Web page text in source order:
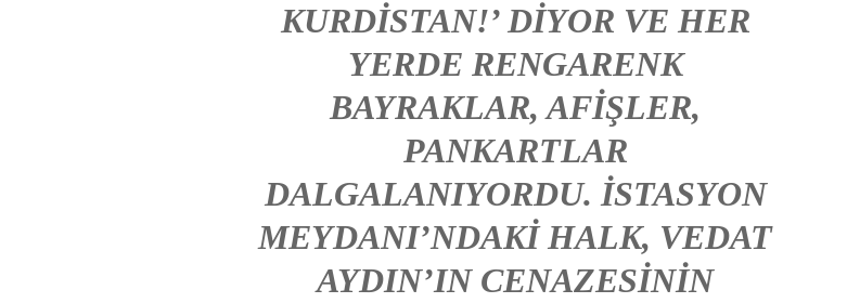
KURDISTAN!’ DIYOR VE HER
YERDE RENGARENK
BAYRAKLAR, AFIŞLER,
PANKARTLAR
DALGALANIYORDU. İSTASYON
MEYDANI’NDAKI HALK, VEDAT
AYDIN’IN CENAZESININ